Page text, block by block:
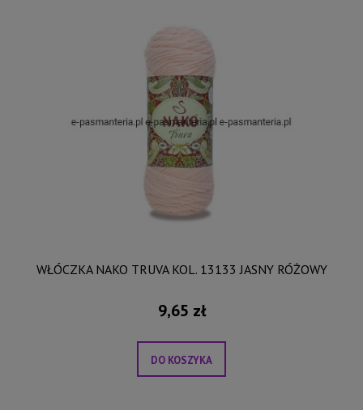
WŁÓCZKA NAKO TRUVA KOL. 13133 JASNY RÓŻOWY
9,65 zł
DO KOSZYKA